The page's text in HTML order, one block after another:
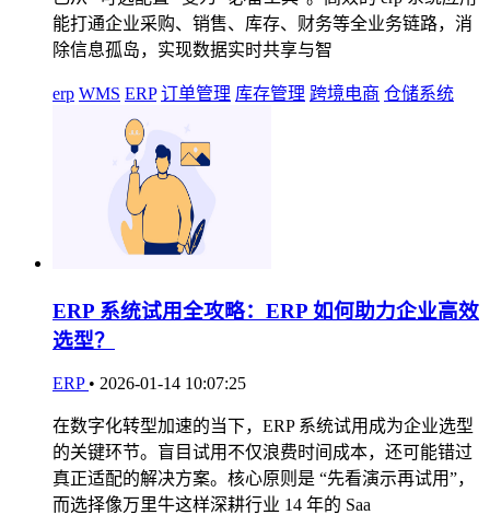
能打通企业采购、销售、库存、财务等全业务链路，消
除信息孤岛，实现数据实时共享与智
erp WMS ERP 订单管理 库存管理 跨境电商 仓储系统
ERP 系统试用全攻略：ERP 如何助力企业高效
选型？
ERP • 2026-01-14 10:07:25
在数字化转型加速的当下，ERP 系统试用成为企业选型
的关键环节。盲目试用不仅浪费时间成本，还可能错过
真正适配的解决方案。核心原则是 “先看演示再试用”，
而选择像万里牛这样深耕行业 14 年的 Saa